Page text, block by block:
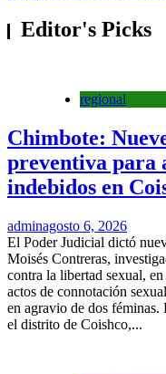
Editor's Picks
regional
Chimbote:
preventiva para
indebidos en
adminagosto 6, 2026
El Poder Judicial dictó
Moisés Contreras,
contra la libertad sexual,
actos de connotación
en agravio de dos féminas.
el distrito de Coishco,...